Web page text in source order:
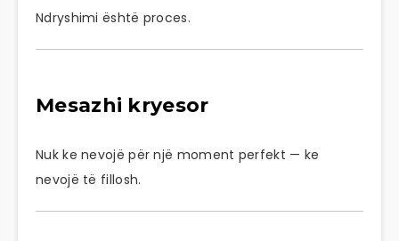
Ndryshimi është proces.
Mesazhi kryesor
Nuk ke nevojë për një moment perfekt — ke
nevojë të fillosh.